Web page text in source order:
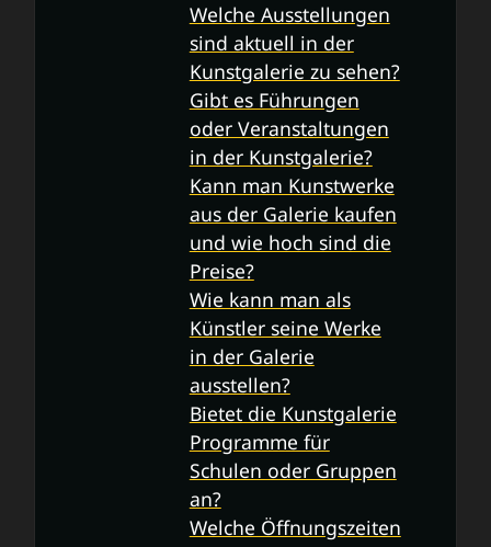
Welche Ausstellungen
sind aktuell in der
Kunstgalerie zu sehen?
Gibt es Führungen
oder Veranstaltungen
in der Kunstgalerie?
Kann man Kunstwerke
aus der Galerie kaufen
und wie hoch sind die
Preise?
Wie kann man als
Künstler seine Werke
in der Galerie
ausstellen?
Bietet die Kunstgalerie
Programme für
Schulen oder Gruppen
an?
Welche Öffnungszeiten